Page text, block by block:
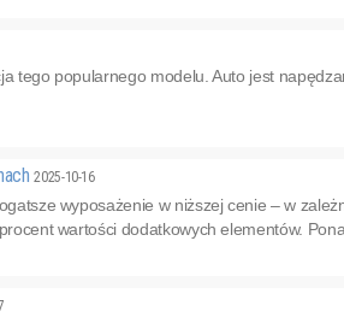
tego popularnego modelu. Auto jest
2025-10-16
wyposażenie w niższej cenie – w
wartości dodatkowych elementów.